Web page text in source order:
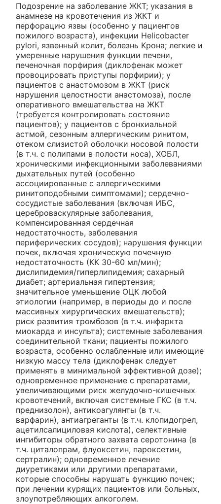
Подозрение на заболевание ЖКТ; указания в
анамнезе на кровотечения из ЖКТ и
перфорацию язвы (особенно у пациентов
пожилого возраста), инфекции Helicobacter
pylori, язвенный колит, болезнь Крона; легкие и
умеренные нарушения функции печени,
печеночная порфирия (диклофенак может
провоцировать приступы порфирии); у
пациентов с анастомозом в ЖКТ (риск
нарушения целостности анастомоза), после
оперативного вмешательства на ЖКТ
(требуется контролировать состояние
пациентов); у пациентов с бронхиальной
астмой, сезонным аллергическим ринитом,
отеком слизистой оболочки носовой полости
(в т.ч. с полипами в полости носа), ХОБЛ,
хроническими инфекционными заболеваниями
дыхательных путей (особенно
ассоциированные с аллергическими
ринитоподобными симптомами); сердечно-
сосудистые заболевания (включая ИБС,
цереброваскулярные заболевания,
компенсированная сердечная
недостаточность, заболевания
периферических сосудов); нарушения функции
почек, включая хроническую почечную
недостаточность (КК 30-60 мл/мин);
дислипидемия/гиперлипидемия; сахарный
диабет; артериальная гипертензия;
значительное уменьшение ОЦК любой
этиологии (например, в периоды до и после
массивных хирургических вмешательств);
риск развития тромбозов (в т.ч. инфаркта
миокарда и инсульта); системные заболевания
соединительной ткани; пациенты пожилого
возраста, особенно ослабленные или имеющие
низкую массу тела (диклофенак следует
применять в минимальной эффективной дозе);
одновременное применение с препаратами,
увеличивающими риск желудочно-кишечных
кровотечений, включая системные ГКС (в т.ч.
преднизолон), антикоагулянты (в т.ч.
варфарин), антиагреганты (в т.ч. клопидогрел,
ацетилсалициловая кислота), селективные
ингибиторы обратного захвата серотонина (в
т.ч. циталопрам, флуоксетин, пароксетин,
сертралин); одновременное лечение
диуретиками или другими препаратами,
которые способны нарушать функцию почек;
при лечении курящих пациентов или больных,
злоупотребляющих алкоголем.